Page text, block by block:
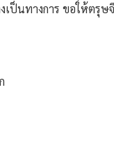
เป็นทางการ ขอให้ตรุษ